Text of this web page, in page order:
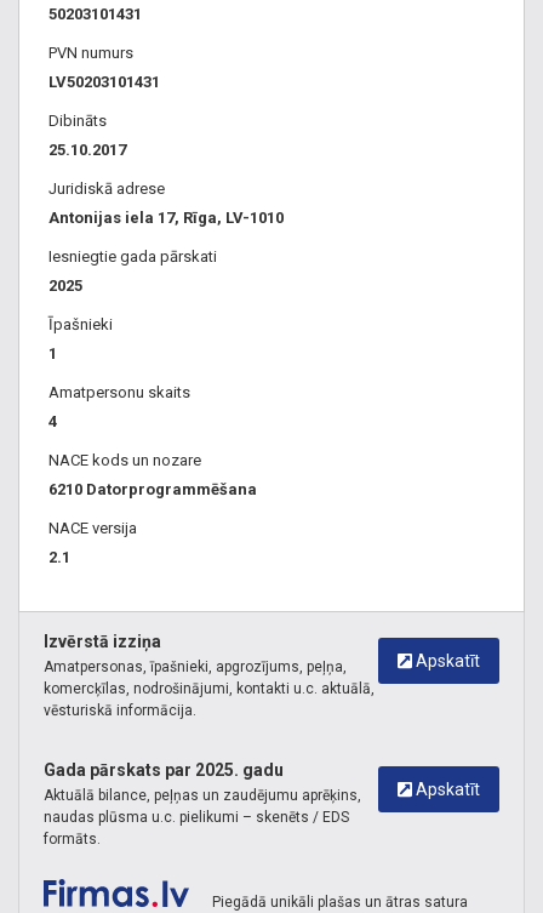
50203101431
PVN numurs
LV50203101431
Dibināts
25.10.2017
Juridiskā adrese
Antonijas iela 17, Rīga, LV-1010
Iesniegtie gada pārskati
2025
Īpašnieki
1
Amatpersonu skaits
4
NACE kods un nozare
6210 Datorprogrammēšana
NACE versija
2.1
Apskatīt
Izvērstā izziņa
Amatpersonas, īpašnieki, apgrozījums, peļņa,
komercķīlas, nodrošinājumi, kontakti u.c. aktuālā,
vēsturiskā informācija.
Apskatīt
Gada pārskats par 2025. gadu
Aktuālā bilance, peļņas un zaudējumu aprēķins,
naudas plūsma u.c. pielikumi – skenēts / EDS
formāts.
Piegādā unikāli plašas un ātras satura